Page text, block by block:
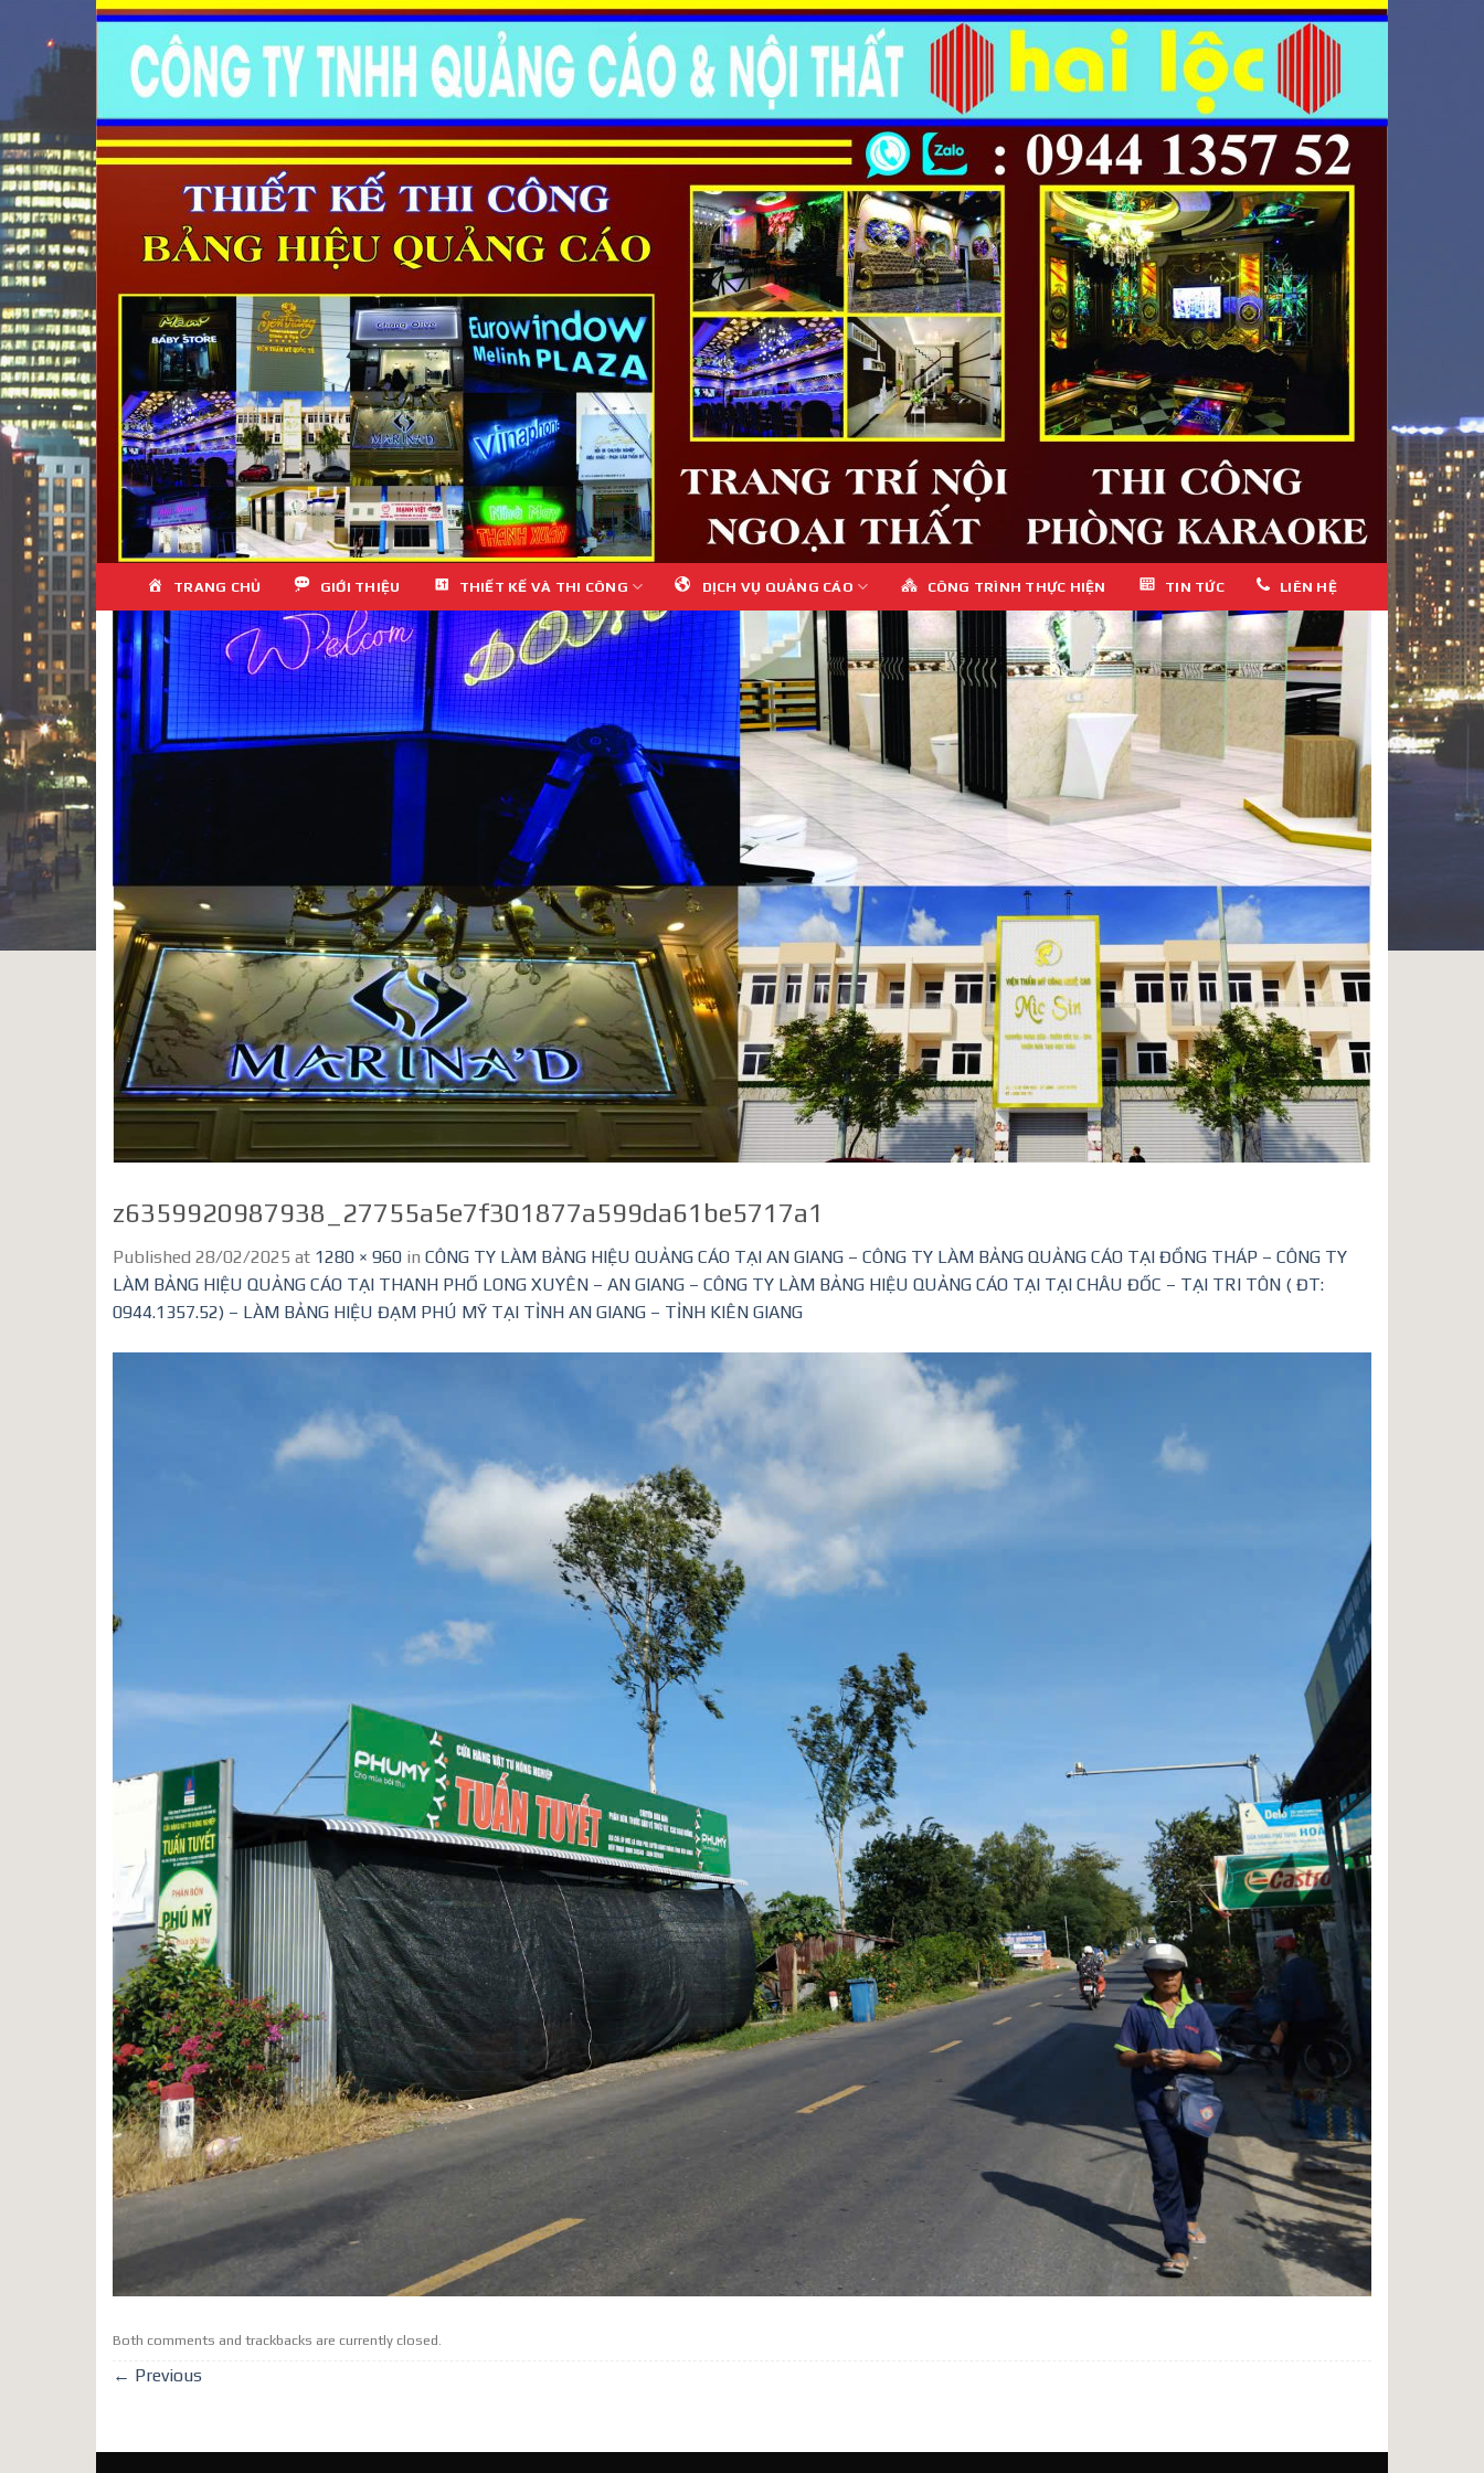
Skip
content
TRANG CHỦ GIỚI THIỆU THIẾT KẾ VÀ THI CÔNG DỊCH VỤ QUẢNG CÁO CÔNG TRÌNH THỰC HIỆN TIN TỨC LIÊN HỆ
z6359920987938_27755a5e7f301877a599da61be5717a1
Published 28/02/2025 at 1280 × 960 in CÔNG TY LÀM BẢNG HIỆU QUẢNG CÁO TẠI AN GIANG – CÔNG TY LÀM BẢNG QUẢNG CÁO TẠI ĐỒNG THÁP – CÔNG TY
LÀM BẢNG HIỆU QUẢNG CÁO TẠI THANH PHỐ LONG XUYÊN – AN GIANG – CÔNG TY LÀM BẢNG HIỆU QUẢNG CÁO TẠI TẠI CHÂU ĐỐC – TẠI TRI TÔN ( ĐT:
0944.1357.52) – LÀM BẢNG HIỆU ĐẠM PHÚ MỸ TẠI TỈNH AN GIANG – TỈNH KIÊN GIANG
Both comments and trackbacks are currently closed.
← Previous